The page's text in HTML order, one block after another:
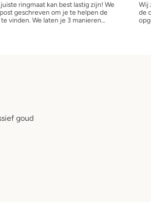
ringmaat kan best lastig zijn! We
geschreven om je te helpen de
vinden. We laten je 3 manieren
Wij
de
goud